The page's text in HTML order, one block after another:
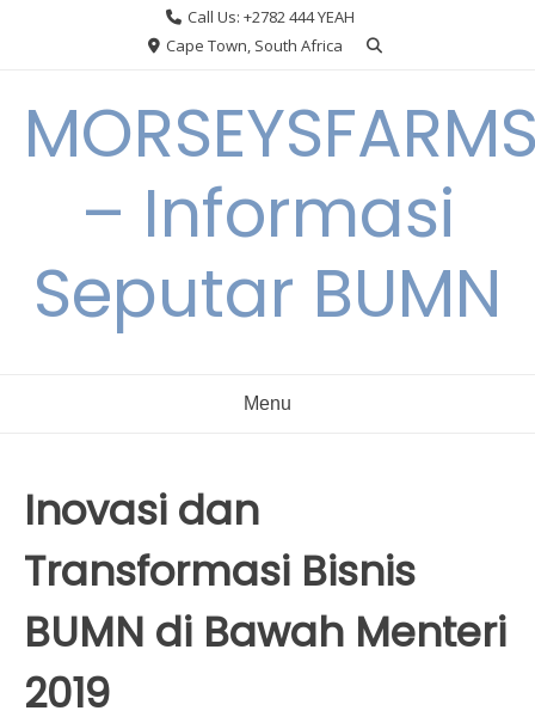
Call Us: +2782 444 YEAH
Cape Town, South Africa
– Informasi
Seputar BUMN
Menu
Inovasi dan
Transformasi Bisnis
BUMN di Bawah Menteri
2019